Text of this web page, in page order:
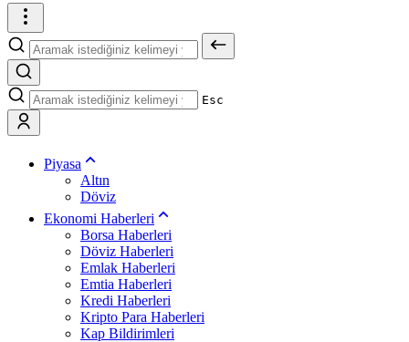
Esc
Piyasa
Altın
Döviz
Ekonomi Haberleri
Borsa Haberleri
Döviz Haberleri
Emlak Haberleri
Emtia Haberleri
Kredi Haberleri
Kripto Para Haberleri
Kap Bildirimleri